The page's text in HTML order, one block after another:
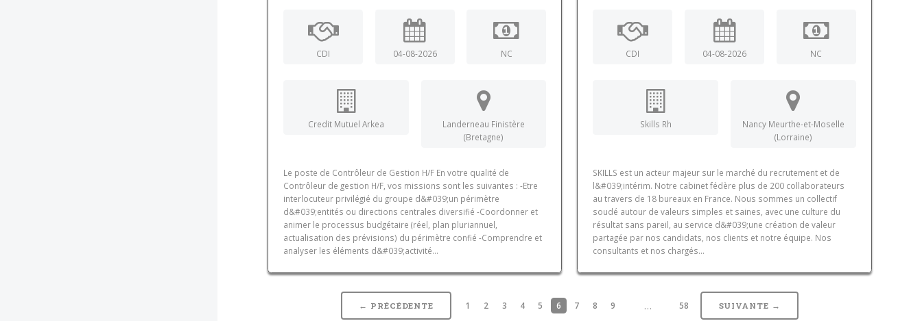
CDI 04-08-2026 NC
Credit Mutuel Arkea
Landerneau Finistère
(Bretagne)
Le poste de Contrôleur de Gestion H/F En votre qualité de
Contrôleur de gestion H/F, vos missions sont les suivantes : -Etre
interlocuteur privilégié du groupe d&#039;un périmètre
d&#039;entités ou directions centrales diversifié -Coordonner et
animer le processus budgétaire (réel, plan pluriannuel,
actualisation des prévisions) du périmètre confié -Comprendre et
analyser les éléments d&#039;activité...
CDI 04-08-2026 NC
Skills Rh
Nancy Meurthe-et-Moselle
(Lorraine)
SKILLS est un acteur majeur sur le marché du recrutement et de
l&#039;intérim. Notre cabinet fédère plus de 200 collaborateurs
au travers de 18 bureaux en France. Nous sommes un collectif
soudé autour de valeurs simples et saines, avec une culture du
résultat sans pareil, au service d&#039;une création de valeur
partagée par nos candidats, nos clients et notre équipe. Nos
consultants et nos chargés...
← PRÉCÉDENTE 1 2 3 4 5 6 7 8 9 … 58 SUIVANTE →